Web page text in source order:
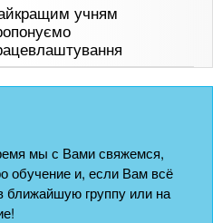
учням
мы с Вами свяжемся,
обучение и, если Вам всё
ближайшую группу или на